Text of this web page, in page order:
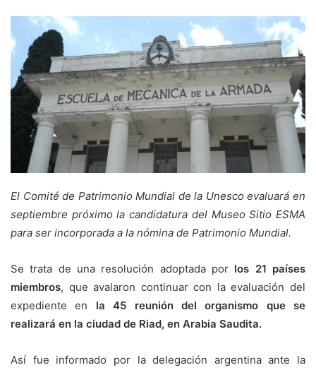
El Comité de Patrimonio Mundial de la Unesco evaluará en
septiembre próximo la candidatura del Museo Sitio ESMA
para ser incorporada a la nómina de Patrimonio Mundial.
Se trata de una resolución adoptada por los 21 países
miembros, que avalaron continuar con la evaluación del
expediente en la 45 reunión del organismo que se
realizará en la ciudad de Riad, en Arabia Saudita.
Así fue informado por la delegación argentina ante la